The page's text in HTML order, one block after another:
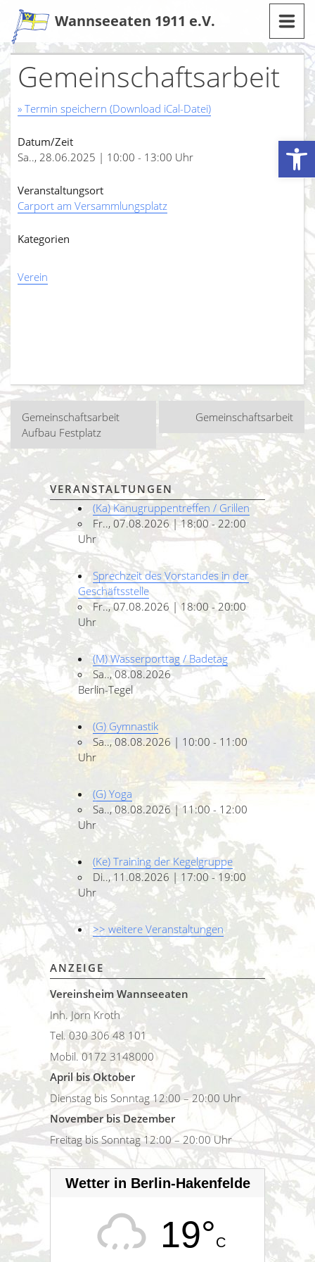
Werkzeugleiste öffnen
Zum
Inhalt
Wannseeaten 1911 e.V.
Gemeinschaftsarbeit
» Termin speichern (Download iCal-Datei)
Datum/Zeit
Sa.., 28.06.2025 | 10:00 - 13:00 Uhr
Veranstaltungsort
Carport am Versammlungsplatz
Kategorien
Verein
Beitragsnavigation
Gemeinschaftsarbeit
Aufbau Festplatz
Gemeinschaftsarbeit
VERANSTALTUNGEN
(Ka) Kanugruppentreffen / Grillen
Fr.., 07.08.2026 | 18:00 - 22:00
Uhr
Sprechzeit des Vorstandes in der
Geschäftsstelle
Fr.., 07.08.2026 | 18:00 - 20:00
Uhr
(M) Wasserporttag / Badetag
Sa.., 08.08.2026
Berlin-Tegel
(G) Gymnastik
Sa.., 08.08.2026 | 10:00 - 11:00
Uhr
(G) Yoga
Sa.., 08.08.2026 | 11:00 - 12:00
Uhr
(Ke) Training der Kegelgruppe
Di.., 11.08.2026 | 17:00 - 19:00
Uhr
>> weitere Veranstaltungen
ANZEIGE
Vereinsheim Wannseeaten
Inh. Jörn Kroth
Tel. 030 306 48 101
Mobil. 0172 3148000
April bis Oktober
Dienstag bis Sonntag 12:00 – 20:00 Uhr
November bis Dezember
Freitag bis Sonntag 12:00 – 20:00 Uhr
Wetter in Berlin-Hakenfelde
19°C